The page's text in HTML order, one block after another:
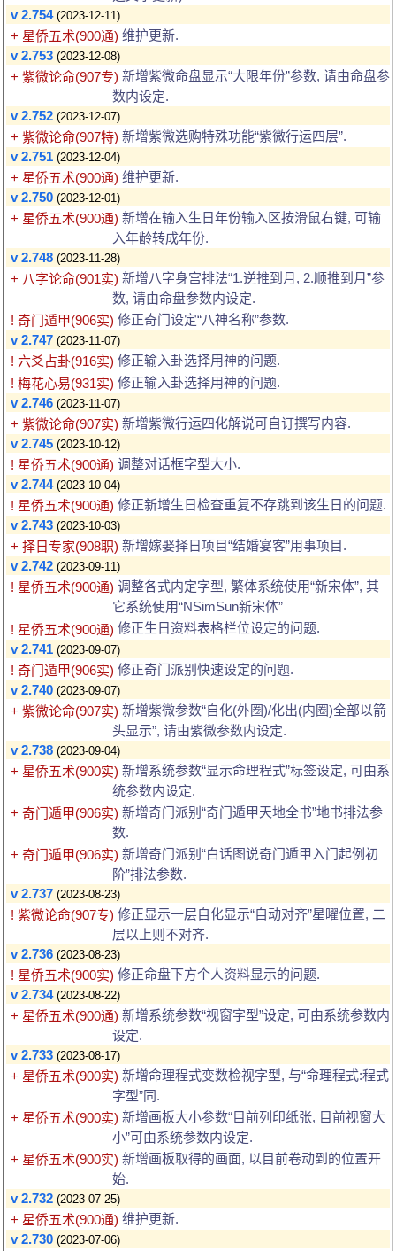
v 2.754 (2023-12-11)
+ 星侨五术(900通) 维护更新.
v 2.753 (2023-12-08)
+ 紫微论命(907专) 新增紫微命盘显示“大限年份”参数, 请由命盘参
数内设定.
v 2.752 (2023-12-07)
+ 紫微论命(907特) 新增紫微选购特殊功能“紫微行运四层”.
v 2.751 (2023-12-04)
+ 星侨五术(900通) 维护更新.
v 2.750 (2023-12-01)
+ 星侨五术(900通) 新增在输入生日年份输入区按滑鼠右键, 可输
入年龄转成年份.
v 2.748 (2023-11-28)
+ 八字论命(901实) 新增八字身宫排法“1.逆推到月, 2.顺推到月”参
数, 请由命盘参数内设定.
! 奇门遁甲(906实) 修正奇门设定“八神名称”参数.
v 2.747 (2023-11-07)
! 六爻占卦(916实) 修正输入卦选择用神的问题.
! 梅花心易(931实) 修正输入卦选择用神的问题.
v 2.746 (2023-11-07)
+ 紫微论命(907实) 新增紫微行运四化解说可自订撰写内容.
v 2.745 (2023-10-12)
! 星侨五术(900通) 调整对话框字型大小.
v 2.744 (2023-10-04)
! 星侨五术(900通) 修正新增生日检查重复不存跳到该生日的问题.
v 2.743 (2023-10-03)
+ 择日专家(908职) 新增嫁娶择日项目“结婚宴客”用事项目.
v 2.742 (2023-09-11)
! 星侨五术(900通) 调整各式内定字型, 繁体系统使用“新宋体”, 其
它系统使用“NSimSun新宋体”
! 星侨五术(900通) 修正生日资料表格栏位设定的问题.
v 2.741 (2023-09-07)
! 奇门遁甲(906实) 修正奇门派别快速设定的问题.
v 2.740 (2023-09-07)
+ 紫微论命(907实) 新增紫微参数“自化(外圈)/化出(内圈)全部以箭
头显示”, 请由紫微参数内设定.
v 2.738 (2023-09-04)
+ 星侨五术(900实) 新增系统参数“显示命理程式”标签设定, 可由系
统参数内设定.
+ 奇门遁甲(906实) 新增奇门派别“奇门遁甲天地全书”地书排法参
数.
+ 奇门遁甲(906实) 新增奇门派别“白话图说奇门遁甲入门起例初
阶”排法参数.
v 2.737 (2023-08-23)
! 紫微论命(907专) 修正显示一层自化显示“自动对齐”星曜位置, 二
层以上则不对齐.
v 2.736 (2023-08-23)
! 星侨五术(900实) 修正命盘下方个人资料显示的问题.
v 2.734 (2023-08-22)
+ 星侨五术(900通) 新增系统参数“视窗字型”设定, 可由系统参数内
设定.
v 2.733 (2023-08-17)
+ 星侨五术(900实) 新增命理程式变数检视字型, 与“命理程式:程式
字型”同.
+ 星侨五术(900实) 新增画板大小参数“目前列印纸张, 目前视窗大
小”可由系统参数内设定.
+ 星侨五术(900实) 新增画板取得的画面, 以目前卷动到的位置开
始.
v 2.732 (2023-07-25)
+ 星侨五术(900通) 维护更新.
v 2.730 (2023-07-06)